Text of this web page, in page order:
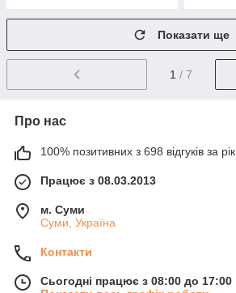
Показати ще
1 / 7
Про нас
100% позитивних з 698 відгуків за рік
Працює з 08.03.2013
м. Суми
Суми, Україна
Контакти
Сьогодні працює з 08:00 до 17:00